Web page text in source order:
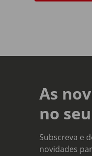
As
no
Subscreva e
novidades